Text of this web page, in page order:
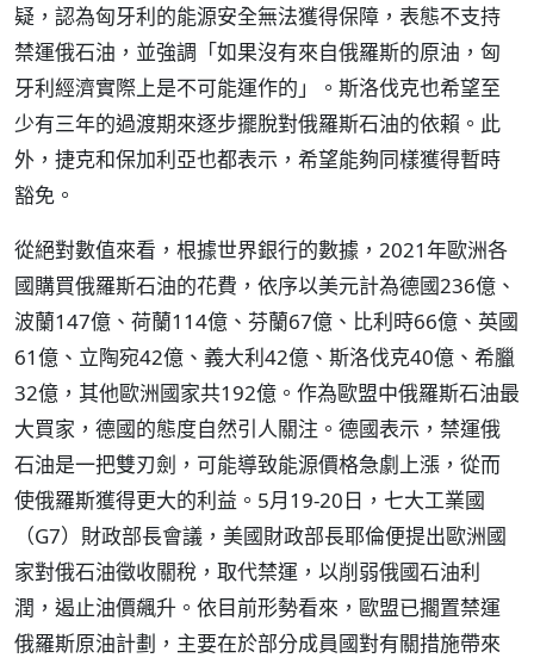
疑，認為匈牙利的能源安全無法獲得保障，表態不支持
禁運俄石油，並強調「如果沒有來自俄羅斯的原油，匈
牙利經濟實際上是不可能運作的」。斯洛伐克也希望至
少有三年的過渡期來逐步擺脫對俄羅斯石油的依賴。此
外，捷克和保加利亞也都表示，希望能夠同樣獲得暫時
豁免。
從絕對數值來看，根據世界銀行的數據，2021年歐洲各
國購買俄羅斯石油的花費，依序以美元計為德國236億、
波蘭147億、荷蘭114億、芬蘭67億、比利時66億、英國
61億、立陶宛42億、義大利42億、斯洛伐克40億、希臘
32億，其他歐洲國家共192億。作為歐盟中俄羅斯石油最
大買家，德國的態度自然引人關注。德國表示，禁運俄
石油是一把雙刃劍，可能導致能源價格急劇上漲，從而
使俄羅斯獲得更大的利益。5月19-20日，七大工業國
（G7）財政部長會議，美國財政部長耶倫便提出歐洲國
家對俄石油徵收關稅，取代禁運，以削弱俄國石油利
潤，遏止油價飆升。依目前形勢看來，歐盟已擱置禁運
俄羅斯原油計劃，主要在於部分成員國對有關措施帶來